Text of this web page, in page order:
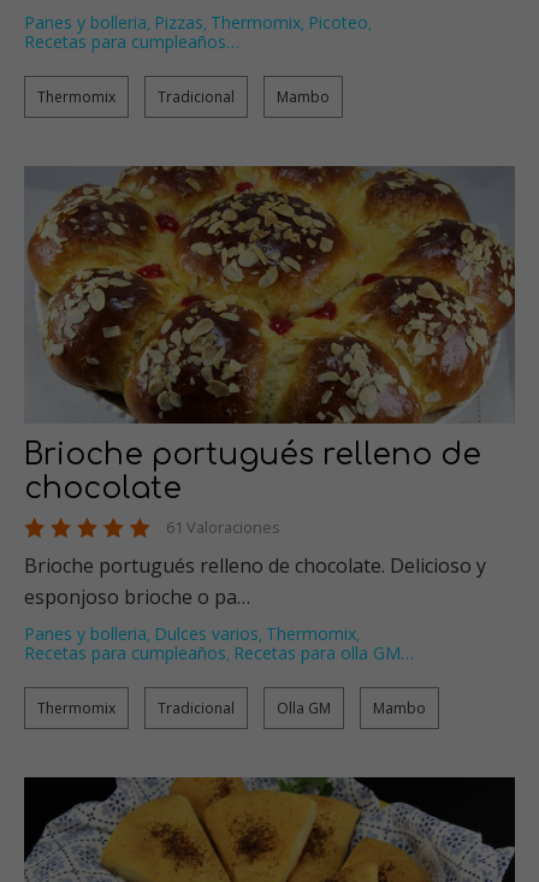
Panes y bolleria, Pizzas, Thermomix, Picoteo,
Recetas para cumpleaños…
Thermomix Tradicional Mambo
Brioche portugués relleno de
chocolate
61 Valoraciones
Brioche portugués relleno de chocolate. Delicioso y
esponjoso brioche o pa…
Panes y bolleria, Dulces varios, Thermomix,
Recetas para cumpleaños, Recetas para olla GM…
Thermomix Tradicional Olla GM Mambo